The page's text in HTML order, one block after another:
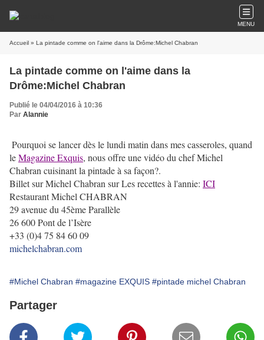
MENU
Accueil » La pintade comme on l'aime dans la Drôme:Michel Chabran
La pintade comme on l'aime dans la
Drôme:Michel Chabran
Publié le 04/04/2016 à 10:36
Par Alannie
Pourquoi se lancer dès le lundi matin dans mes casseroles, quand
leMagazine Exquis, nous offre une vidéo du chef Michel
Chabran cuisinant la pintade à sa façon?.
Billet sur Michel Chabran sur Les recettes à l'annie: ICI
Restaurant Michel CHABRAN
29 avenue du 45ème Parallèle
26 600 Pont de l’Isère
+33 (0)4 75 84 60 09
michelchabran.com
#Michel Chabran #magazine EXQUIS #pintade michel Chabran
Partager